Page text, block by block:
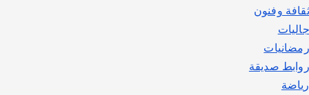
ثقافة وفنون
جاليات
رمضانيات
روابط صديقة
رياضة